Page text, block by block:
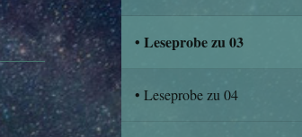
Leseprobe zu 03
Leseprobe zu 04